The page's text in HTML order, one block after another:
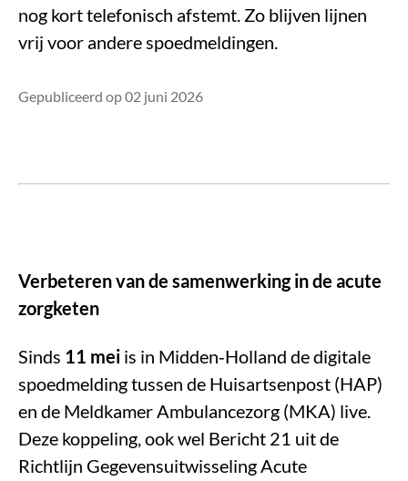
nog kort telefonisch afstemt. Zo blijven lijnen
vrij voor anderespoedmeldingen.
Gepubliceerd op 02 juni 2026
Verbeteren van de samenwerking in de acute
zorgketen
Sinds 11 mei is in Midden‑Holland de digitale
spoedmelding tussen de Huisartsenpost (HAP)
en de Meldkamer Ambulancezorg (MKA) live.
Deze koppeling, ook wel Bericht 21 uit de
Richtlijn Gegevensuitwisseling Acute